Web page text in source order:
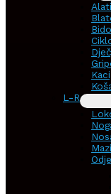
Alati
L-R